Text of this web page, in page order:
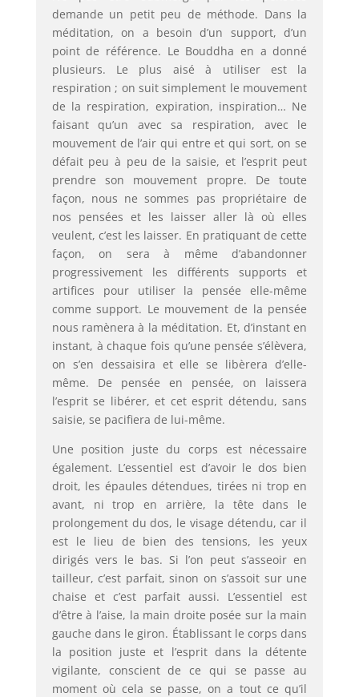
demande un petit peu de méthode. Dans la
méditation, on a besoin d’un support, d’un
point de référence. Le Bouddha en a donné
plusieurs. Le plus aisé à utiliser est la
respiration ; on suit simplement le mouvement
de la respiration, expiration, inspiration… Ne
faisant qu’un avec sa respiration, avec le
mouvement de l’air qui entre et qui sort, on se
défait peu à peu de la saisie, et l’esprit peut
prendre son mouvement propre. De toute
façon, nous ne sommes pas propriétaire de
nos pensées et les laisser aller là où elles
veulent, c’est les laisser. En pratiquant de cette
façon, on sera à même d’abandonner
progressivement les différents supports et
artifices pour utiliser la pensée elle-même
comme support. Le mouvement de la pensée
nous ramènera à la méditation. Et, d’instant en
instant, à chaque fois qu’une pensée s’élèvera,
on s’en dessaisira et elle se libèrera d’elle-
même. De pensée en pensée, on laissera
l’esprit se libérer, et cet esprit détendu, sans
saisie, se pacifiera de lui-même.
Une position juste du corps est nécessaire
également. L’essentiel est d’avoir le dos bien
droit, les épaules détendues, tirées ni trop en
avant, ni trop en arrière, la tête dans le
prolongement du dos, le visage détendu, car il
est le lieu de bien des tensions, les yeux
dirigés vers le bas. Si l’on peut s’asseoir en
tailleur, c’est parfait, sinon on s’assoit sur une
chaise et c’est parfait aussi. L’essentiel est
d’être à l’aise, la main droite posée sur la main
gauche dans le giron. Établissant le corps dans
la position juste et l’esprit dans la détente
vigilante, conscient de ce qui se passe au
moment où cela se passe, on a tout ce qu’il